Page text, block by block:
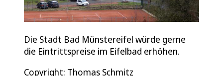
Die Stadt Bad Münstereifel würde gerne
die Eintrittspreise im Eifelbad erhöhen.
Copyright: Thomas Schmitz